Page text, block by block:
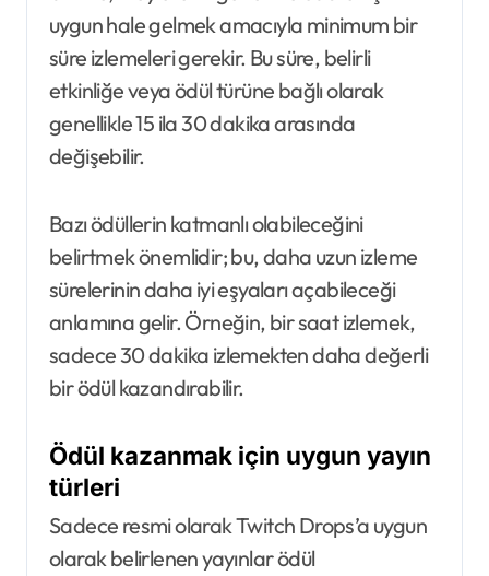
uygun hale gelmek amacıyla minimum bir
süre izlemeleri gerekir. Bu süre, belirli
etkinliğe veya ödül türüne bağlı olarak
genellikle 15 ila 30 dakika arasında
değişebilir.
Bazı ödüllerin katmanlı olabileceğini
belirtmek önemlidir; bu, daha uzun izleme
sürelerinin daha iyi eşyaları açabileceği
anlamına gelir. Örneğin, bir saat izlemek,
sadece 30 dakika izlemekten daha değerli
bir ödül kazandırabilir.
Ödül kazanmak için uygun yayın
türleri
Sadece resmi olarak Twitch Drops’a uygun
olarak belirlenen yayınlar ödül